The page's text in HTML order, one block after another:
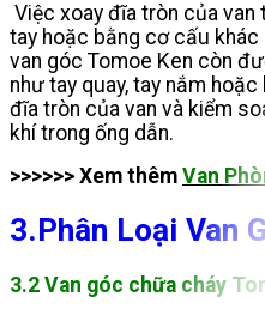
Việc xoay đĩa tròn của van
tay hoặc bằng cơ cấu khác
van góc Tomoe Ken còn
như tay quay, tay nắm hoặc
đĩa tròn của van và kiểm
khí trong ống dẫn.
>>>>>> Xem thêm Van
3.Phân Loại Van
3.2 Van góc chữa cháy